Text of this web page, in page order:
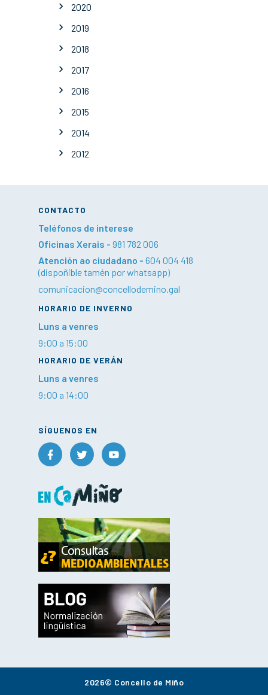
2020
2019
2018
2017
2016
2015
2014
2012
CONTACTO
Teléfonos de interese
Oficinas Xerais - 981 782 006
Atención ao ciudadano - 604 004 418
(dispoñible tamén por whatsapp)
comunicacion@concellodemino.gal
HORARIO DE INVERNO
Luns a venres
9:00 a 15:00
HORARIO DE VERÁN
Luns a venres
9:00 a 14:00
SÍGUENOS EN
2026© Concello de Miño